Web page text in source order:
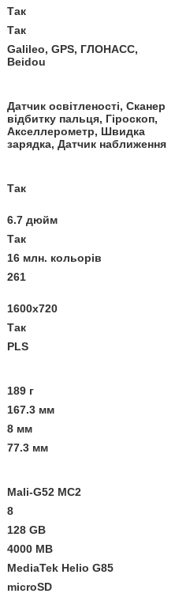
Так
Так
Galileo, GPS, ГЛОНАСС,
Beidou
Датчик освітленості, Сканер
відбитку пальця, Гіроскоп,
Акселлерометр, Швидка
зарядка, Датчик наближення
Так
6.7 дюйм
Так
16 млн. кольорів
261
1600x720
Так
PLS
189 г
167.3 мм
8 мм
77.3 мм
Mali-G52 MC2
8
128 GB
4000 MB
MediaTek Helio G85
microSD